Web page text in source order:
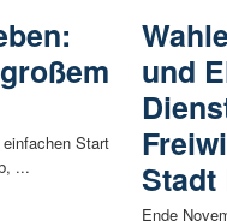
Start
...
und
Stadt
Ende